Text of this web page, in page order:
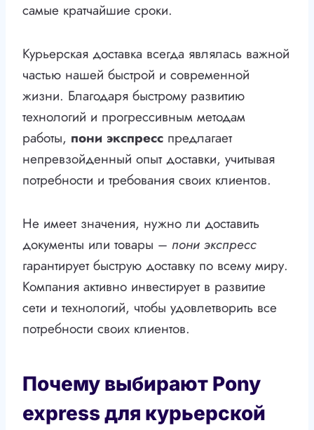
самые кратчайшие сроки.
Курьерская доставка всегда являлась важной
частью нашей быстрой и современной
жизни. Благодаря быстрому развитию
технологий и прогрессивным методам
работы, пони экспресс предлагает
непревзойденный опыт доставки, учитывая
потребности и требования своих клиентов.
Не имеет значения, нужно ли доставить
документы или товары – пони экспресс
гарантирует быструю доставку по всему миру.
Компания активно инвестирует в развитие
сети и технологий, чтобы удовлетворить все
потребности своих клиентов.
Почему выбирают Pony
express для курьерской